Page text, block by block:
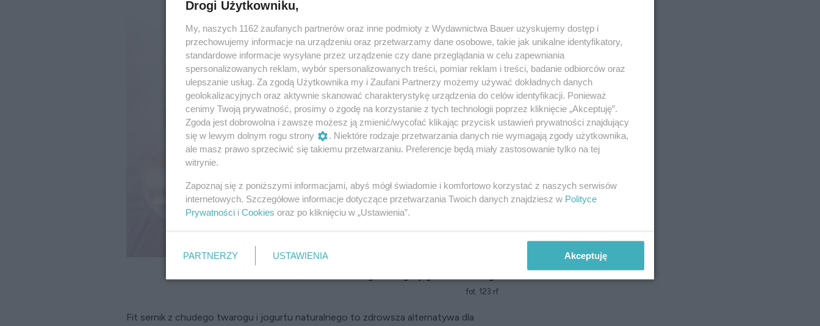
fot. 123 rf
Fit sernik z chudego twarogu i jogurtu naturalnego to zdrowsza alternatywa dla
Drogi Użytkowniku,
My, naszych 1162 zaufanych partnerów oraz inne podmioty z Wydawnictwa Bauer uzyskujemy dostęp i
przechowujemy informacje na urządzeniu oraz przetwarzamy dane osobowe, takie jak unikalne identyfikatory,
standardowe informacje wysyłane przez urządzenie czy dane przeglądania w celu zapewniania
spersonalizowanych reklam, wybór spersonalizowanych treści, pomiar reklam i treści, badanie odbiorców oraz
ulepszanie usług. Za zgodą Użytkownika my i Zaufani Partnerzy możemy używać dokładnych danych
geolokalizacyjnych oraz aktywnie skanować charakterystykę urządzenia do celów identyfikacji. Ponieważ
cenimy Twoją prywatność, prosimy o zgodę na korzystanie z tych technologii poprzez kliknięcie „Akceptuję”.
Zgoda jest dobrowolna i zawsze możesz ją zmienić/wycofać klikając przycisk ustawień prywatności znajdujący
się w lewym dolnym rogu strony
. Niektóre rodzaje przetwarzania danych nie wymagają zgody użytkownika,
ale masz prawo sprzeciwić się takiemu przetwarzaniu. Preferencje będą miały zastosowanie tylko na tej
witrynie.
Zapoznaj się z poniższymi informacjami, abyś mógł świadomie i komfortowo korzystać z naszych serwisów
internetowych. Szczegółowe informacje dotyczące przetwarzania Twoich danych znajdziesz w Polityce
Prywatności i Cookies oraz po kliknięciu w „Ustawienia”.
PARTNERZY USTAWIENIA Akceptuję